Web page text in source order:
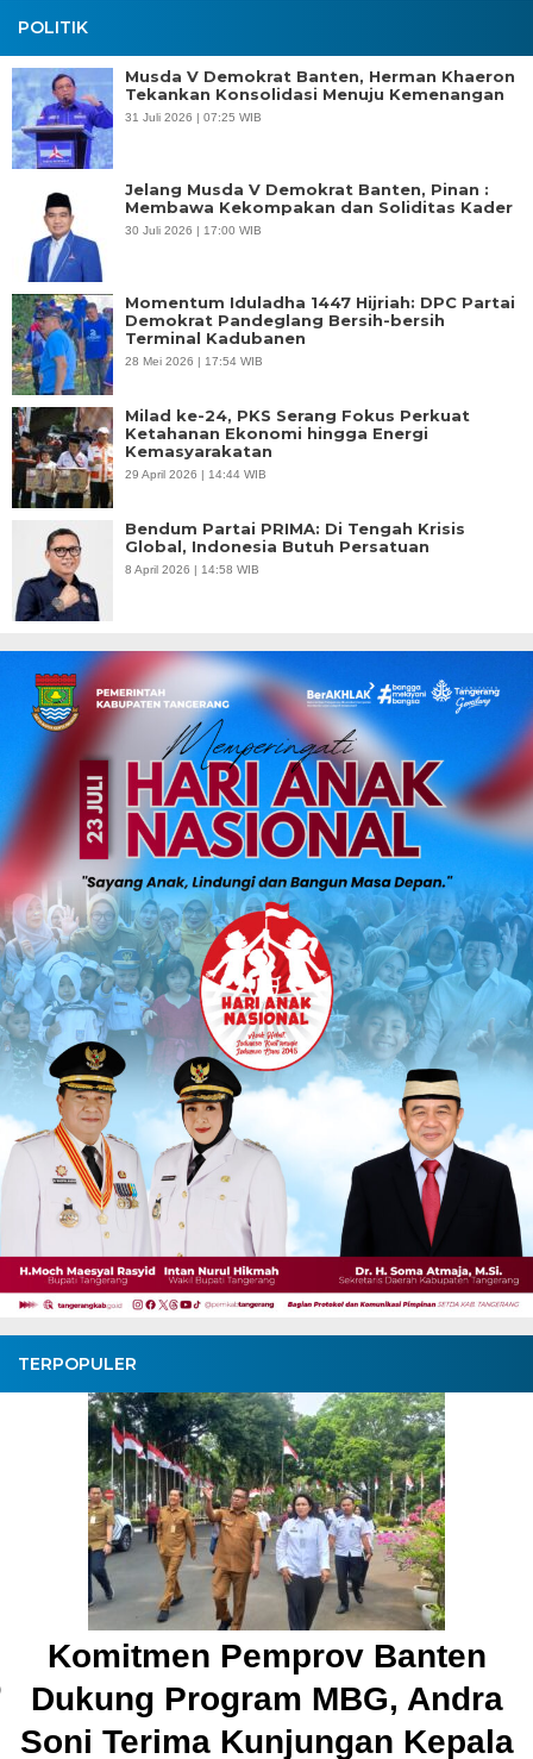
POLITIK
Musda V Demokrat Banten, Herman Khaeron
Tekankan Konsolidasi Menuju Kemenangan
31 Juli 2026 | 07:25 WIB
Jelang Musda V Demokrat Banten, Pinan :
Membawa Kekompakan dan Soliditas Kader
30 Juli 2026 | 17:00 WIB
Momentum Iduladha 1447 Hijriah: DPC Partai
Demokrat Pandeglang Bersih-bersih
Terminal Kadubanen
28 Mei 2026 | 17:54 WIB
Milad ke-24, PKS Serang Fokus Perkuat
Ketahanan Ekonomi hingga Energi
Kemasyarakatan
29 April 2026 | 14:44 WIB
Bendum Partai PRIMA: Di Tengah Krisis
Global, Indonesia Butuh Persatuan
8 April 2026 | 14:58 WIB
TERPOPULER
Pembangunan Jalan
Kronjo Sepanjang 11
Bupati Tangerang:
Bersama
BagusNews.Co – Bupati Tangerang Moch. Maesyal
melakukan peletakan batu pertama (Groundbreaking)
Agustus 2026.Pada acara tersebut, Bupati Maesyal
3 hari ago